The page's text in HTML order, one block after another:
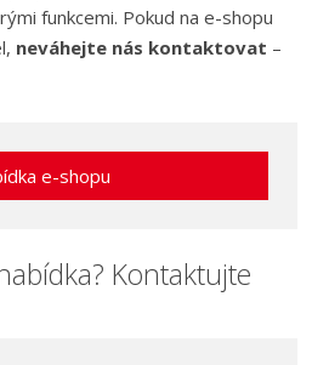
funkcemi. Pokud na e-shopu
neváhejte nás kontaktovat –
e-shopu
Kontaktujte